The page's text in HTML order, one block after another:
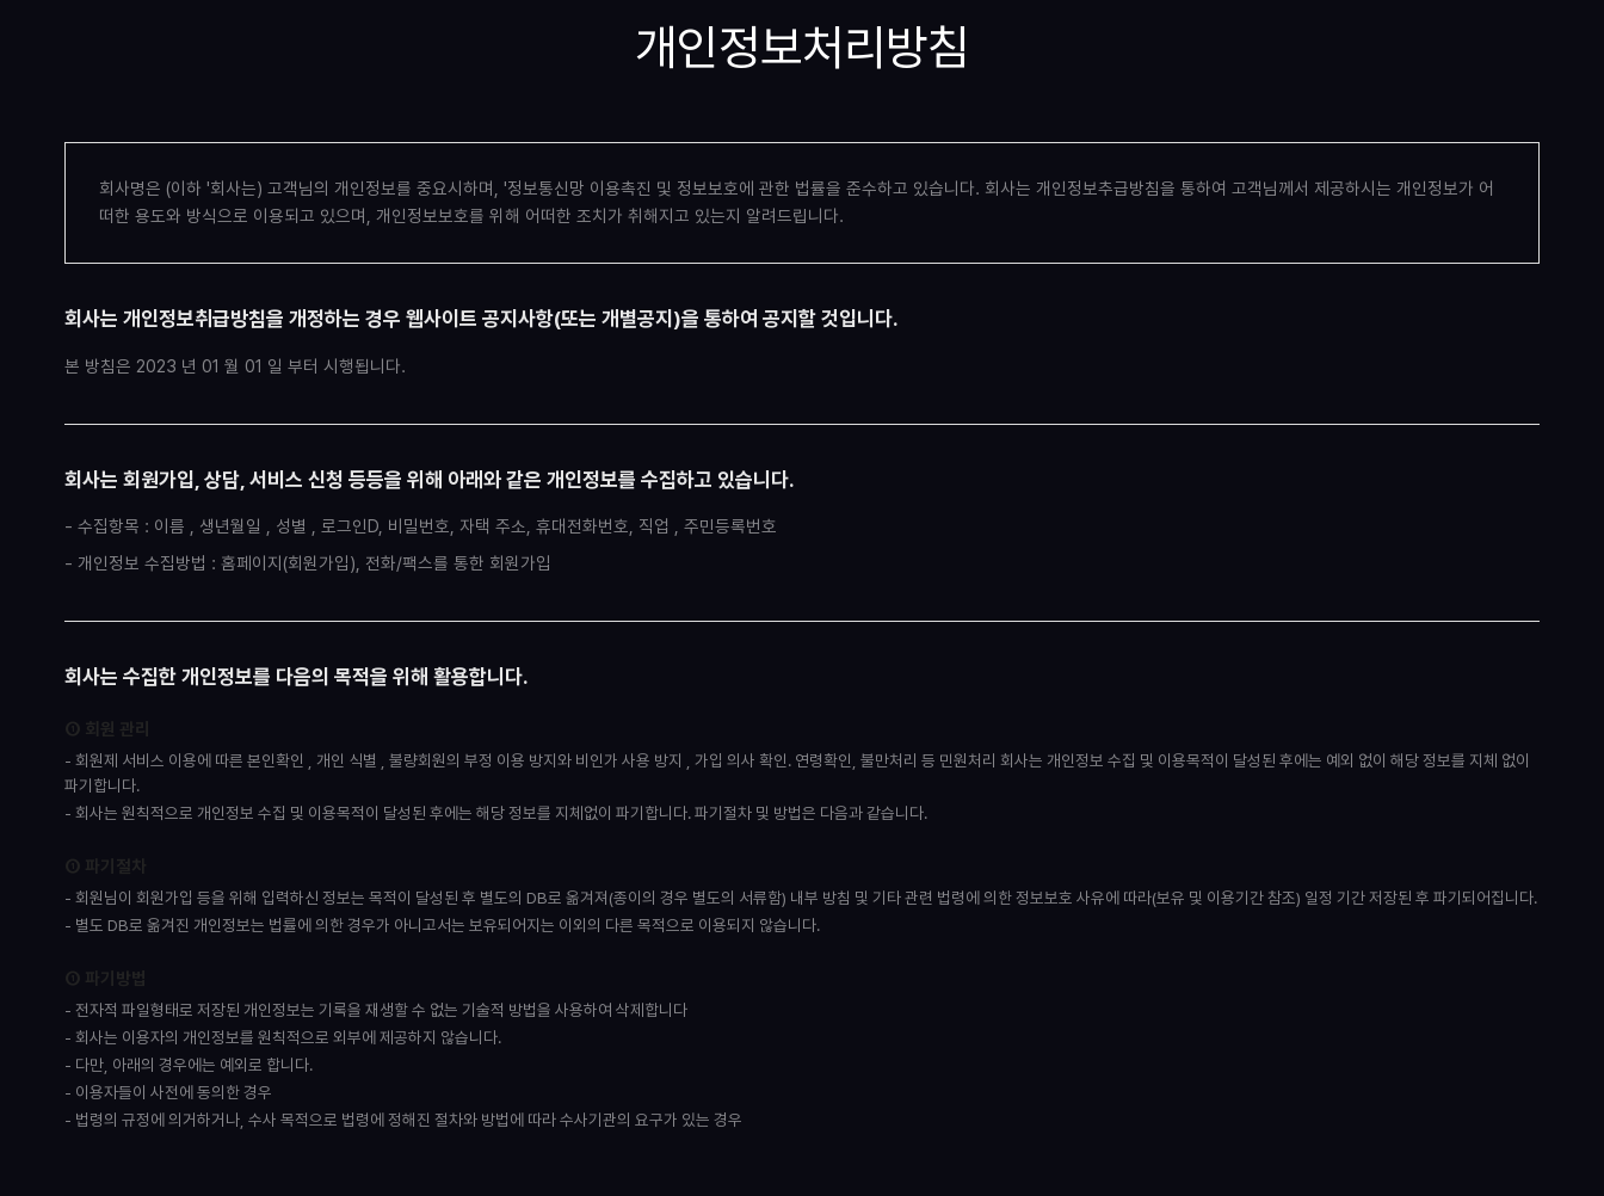
개인정보처리방침
회사명은 (이하 '회사는) 고객님의 개인정보를 중요시하며, '정보통신망 이용촉진 및 정보보호에 관한 법률을 준수하고 있습니다. 회사는 개인정보추급방침을 통하여 고객님께서 제공하시는 개인정보가 어
떠한 용도와 방식으로 이용되고 있으며, 개인정보보호를 위해 어떠한 조치가 취해지고 있는지 알려드립니다.
회사는 개인정보취급방침을 개정하는 경우 웹사이트 공지사항(또는 개별공지)을 통하여 공지할 것입니다.
본 방침은 2023 년 01 월 01 일 부터 시행됩니다.
회사는 회원가입, 상담, 서비스 신청 등등을 위해 아래와 같은 개인정보를 수집하고 있습니다.
- 수집항목 : 이름 , 생년월일 , 성별 , 로그인D, 비밀번호, 자택 주소, 휴대전화번호, 직업 , 주민등록번호
- 개인정보 수집방법 : 홈페이지(회원가입), 전화/팩스를 통한 회원가입
회사는 수집한 개인정보를 다음의 목적을 위해 활용합니다.
① 회원 관리
- 회원제 서비스 이용에 따른 본인확인 , 개인 식별 , 불량회원의 부정 이용 방지와 비인가 사용 방지 , 가입 의사 확인. 연령확인, 불만처리 등 민원처리 회사는 개인정보 수집 및 이용목적이 달성된 후에는 예외 없이 해당 정보를 지체 없이
파기합니다.
- 회사는 원칙적으로 개인정보 수집 및 이용목적이 달성된 후에는 해당 정보를 지체없이 파기합니다. 파기절차 및 방법은 다음과 같습니다.
① 파기절차
- 회원님이 회원가입 등을 위해 입력하신 정보는 목적이 달성된 후 별도의 DB로 옮겨져(종이의 경우 별도의 서류함) 내부 방침 및 기타 관련 법령에 의한 정보보호 사유에 따라(보유 및 이용기간 참조) 일정 기간 저장된 후 파기되어집니다.
- 별도 DB로 옮겨진 개인정보는 법률에 의한 경우가 아니고서는 보유되어지는 이외의 다른 목적으로 이용되지 않습니다.
① 파기방법
- 전자적 파일형태로 저장된 개인정보는 기록을 재생할 수 없는 기술적 방법을 사용하여 삭제합니다
- 회사는 이용자의 개인정보를 원칙적으로 외부에 제공하지 않습니다.
- 다만, 아래의 경우에는 예외로 합니다.
- 이용자들이 사전에 동의한 경우
- 법령의 규정에 의거하거나, 수사 목적으로 법령에 정해진 절차와 방법에 따라 수사기관의 요구가 있는 경우